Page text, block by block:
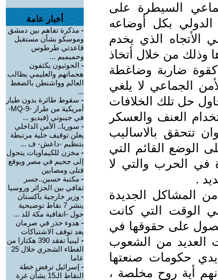
السيطرة على
الدولي بكل أوضاعه
الأتجاه الذي يخدم
من خلال أتخاذ
كقوة ضاربة وضاغطة
الجماعي لا يلغي
حل تلك الخلافات
العنف والعسكر
تتحقق بالاساليب
الوضع القائم التي
في الحرب والتي لا
.
المشاكل الجديدة
الوقت التي كانت
على حقوقها في
العديد من الشعوب
حكومات صنعتها
أية روح مخلصة ،
أخبار عامة
- مذكرة تفاهم بين دمشق
وموسكو بشأن مستقبل
قاعدتي طرطوس
وحميميم ...
- الحوثيون يكثفون
هجماتهم والعليمي يطالب
العالم وواشنطن بالضغط
...
- سقوط طائرة بدون طيار
أمريكية من طراز -MQ-9-
في جيبوتي (فيديو ...
- سوريا.. الأمن الداخلي
يعلن توقيف خلية مرتبطة
بتنظيم -داعش- ف ...
- مخزن للكيماويات يتحول
إلى جحيم في مصر ويوقع
قتلى ومصابين
- مكتبة حسين..جسر
ثفافي بين الجزائر وروسيا
- وزير خارجية باكستان
ينشر 7 نقاط توضيحية
حول -اتفاقية مكة للد ...
- هدوء حذر في صرمان
بعد توقف الاشتباكات
-
ليبيا تفقد 390 هكتارا من
الغطاء الشجري خلال 25
عاما
- إسرائيل ترفض خطة
النقاط الـ15 بشأن غزة